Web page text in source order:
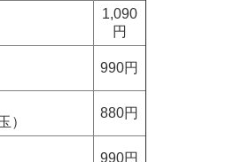
1,090
円
990円
）
880円
990円